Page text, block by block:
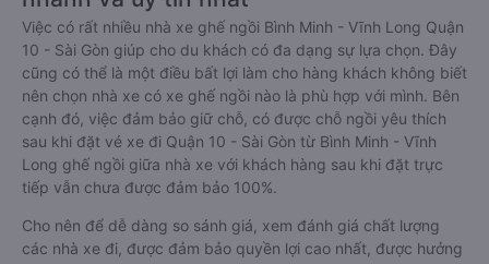
Việc có rất nhiều nhà xe ghế ngồi Bình Minh - Vĩnh Long Quận
10 - Sài Gòn giúp cho du khách có đa dạng sự lựa chọn. Đây
cũng có thể là một điều bất lợi làm cho hàng khách không biết
nên chọn nhà xe có xe ghế ngồi nào là phù hợp với mình. Bên
cạnh đó, việc đảm bảo giữ chỗ, có được chỗ ngồi yêu thích
sau khi đặt vé xe đi Quận 10 - Sài Gòn từ Bình Minh - Vĩnh
Long ghế ngồi giữa nhà xe với khách hàng sau khi đặt trực
tiếp vẫn chưa được đảm bảo 100%.
Cho nên để dễ dàng so sánh giá, xem đánh giá chất lượng
các nhà xe đi, được đảm bảo quyền lợi cao nhất, được hưởng